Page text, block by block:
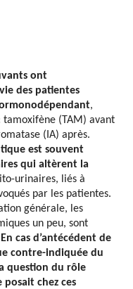
ont
des patientes
,
tamoxifène (TAM) avant
(IA) après.
est souvent
qui altèrent la
urinaires, liés à
par les patientes.
générale, les
un peu, sont
En cas d’antécédent de
contre-indiquée du
question du rôle
posait chez ces